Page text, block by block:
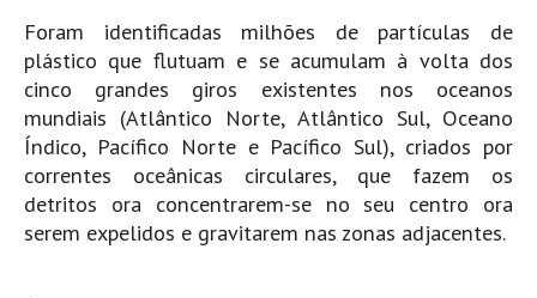
Nazaré panoramica praia norte
Nazaré HD
Nazaré Praias Sul
PENICHE
Peniche - Consolação Norte HD
Peniche Supertubos HD
SANTA CRUZ
Foram identificadas milhões de partículas de
plástico que flutuam e se acumulam à volta dos
cinco grandes giros existentes nos oceanos
mundiais (Atlântico Norte, Atlântico Sul, Oceano
Índico, Pacífico Norte e Pacífico Sul), criados por
correntes oceânicas circulares, que fazem os
detritos ora concentrarem-se no seu centro ora
serem expelidos e gravitarem nas zonas adjacentes.